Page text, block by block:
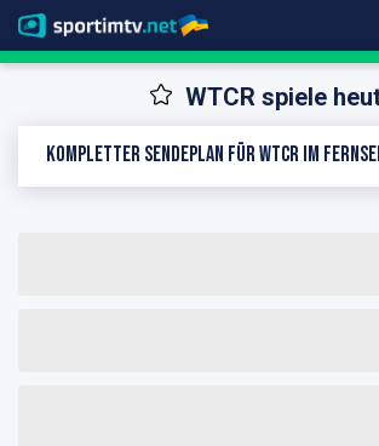
WTCR spiele
Kompletter Sendeplan für WTCR im